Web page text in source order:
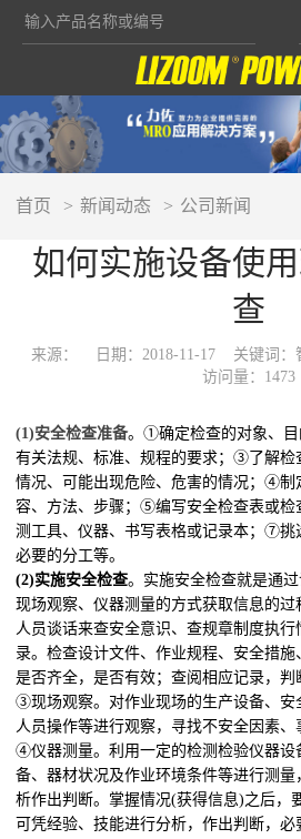
首页 新闻动态 公司新闻
如何实施设备使
查
来源： 日期：2018-11-17
关键词：
访问量：1473
(1)安全检查准备。①确定检查的对象、
有关法规、标准、规程的要求；③了解检
情况、可能出现危险、危害的情况；④制
容、方法、步骤；⑤编写安全检查表或
测工具、仪器、书写表格或记录本；⑦挑
必要的分工等。
(2)实施安全检查。实施安全检查就是通
现场观察、仪器测量的方式获取信息的
人员谈话来查安全意识、查规章制度执
录。检查设计文件、作业规程、安全措
是否齐全，是否有效；查阅相应记录，判
③现场观察。对作业现场的生产设备、安
人员操作等进行观察，寻找不安全因素、
④仪器测量。利用一定的检测检验仪器设
备、器材状况及作业环境条件等进行测
析作出判断。掌握情况(获得信息)之后，
可凭经验、技能进行分析，作出判断，